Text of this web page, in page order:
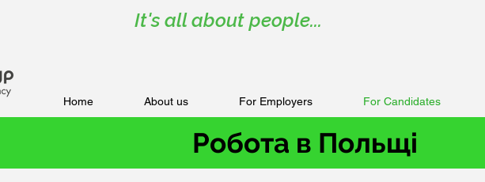
It's all about people...
Home About us For Employers For Candidates
Робота в Польщі